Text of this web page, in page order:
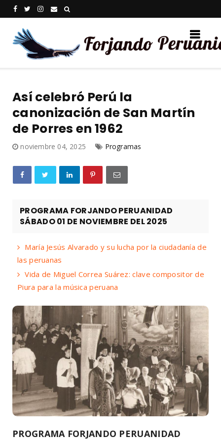
Así celebró Perú la
canonización de San Martín
de Porres en 1962
noviembre 04, 2025 Programas
PROGRAMA FORJANDO PERUANIDAD
SÁBADO 01 DE NOVIEMBRE DEL 2025
María Jesús Alvarado y su lucha por la ciudadanía de
las peruanas
Vida de Miguel Correa Suárez: clave compositor de
Piura para la música peruana
PROGRAMA FORJANDO PERUANIDAD